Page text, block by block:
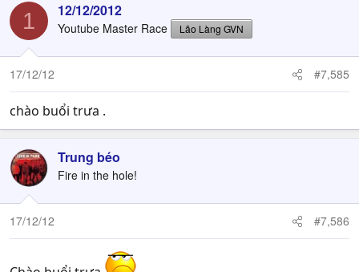
1 12/12/2012
Youtube Master Race Lão Làng GVN
17/12/12 #7,585
chào buổi trưa .
Trung béo
Fire in the hole!
17/12/12 #7,586